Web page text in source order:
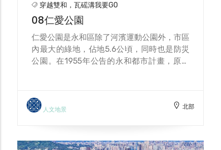
穿越雙和，瓦磘溝我要GO
08仁愛公園
仁愛公園是永和區除了河濱運動公園外，市區
內最大的綠地，佔地5.6公頃，同時也是防災
公園。在1955年公告的永和都市計畫，原將
量增加、用地需求迫切，這些公園預定用地便
被轉為住宅與學校使用，只剩原定1/3面積的
永和有兩位楊三郎分別為音樂家與美術家，白
人文地景 北部